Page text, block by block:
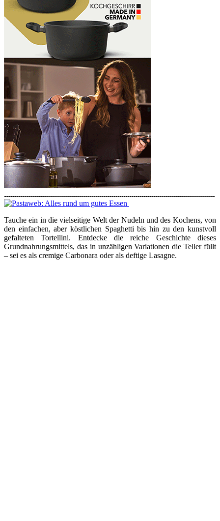
Tauche ein in die vielseitige Welt der Nudeln und des Kochens, von
den einfachen, aber köstlichen Spaghetti bis hin zu den kunstvoll
gefalteten Tortellini. Entdecke die reiche Geschichte dieses
Grundnahrungsmittels, das in unzähligen Variationen die Teller füllt
– sei es als cremige Carbonara oder als deftige Lasagne.